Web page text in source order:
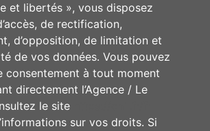
et libertés », vous disposez
de rectification,
d’opposition, de limitation et
de vos données. Vous pouvez
consentement à tout moment
directement l’Agence / Le
le site
sur vos droits. Si